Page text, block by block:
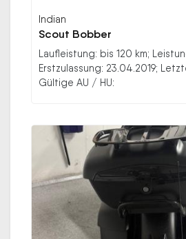
Indian
Scout Bobber
Laufleistung: bis 120 km;
Erstzulassung: 23.04.2019;
Gültige AU / HU: